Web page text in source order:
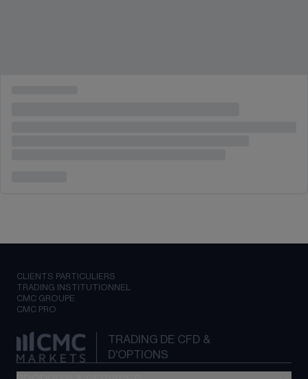
CLIENTS PARTICULIERS
TRADING INSTITUTIONNEL
CMC GROUPE
CMC PRO
TRADING DE CFD &
D'OPTIONS